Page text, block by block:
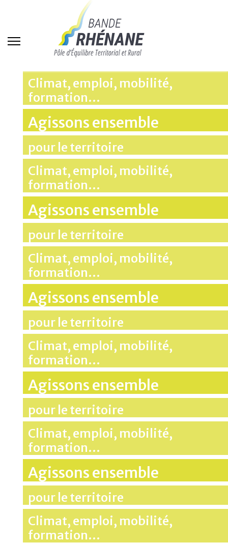
Climat, emploi, mobilité,
formation…
Agissons ensemble
pour le territoire
Climat, emploi, mobilité,
formation…
Agissons ensemble
pour le territoire
Climat, emploi, mobilité,
formation…
Agissons ensemble
pour le territoire
Climat, emploi, mobilité,
formation…
Agissons ensemble
pour le territoire
Climat, emploi, mobilité,
formation…
Agissons ensemble
pour le territoire
Climat, emploi, mobilité,
formation…